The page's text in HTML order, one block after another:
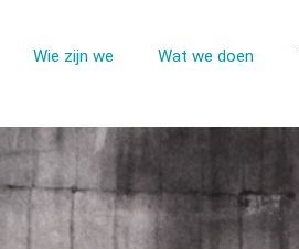
Wie zijn we Wat we doen